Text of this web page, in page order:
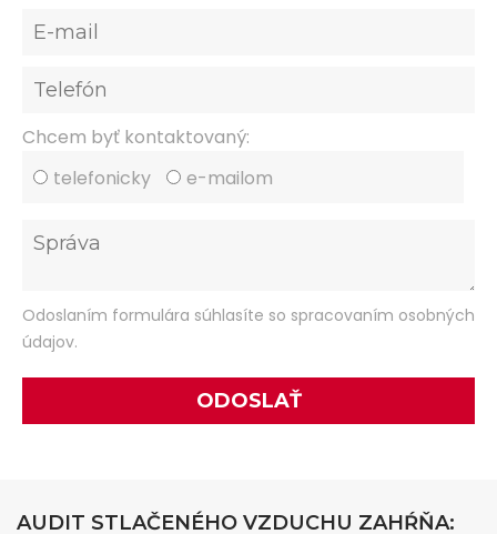
Chcem byť kontaktovaný:
telefonicky
e-mailom
Odoslaním formulára súhlasíte so spracovaním osobných
údajov.
AUDIT STLAČENÉHO VZDUCHU ZAHŔŇA: